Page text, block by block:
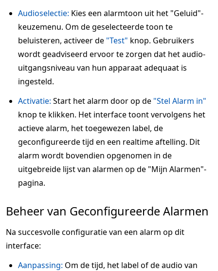
Audioselectie: Kies een alarmtoon uit het "Geluid"-
keuzemenu. Om de geselecteerde toon te
beluisteren, activeer de "Test" knop. Gebruikers
wordt geadviseerd ervoor te zorgen dat het audio-
uitgangsniveau van hun apparaat adequaat is
ingesteld.
Activatie: Start het alarm door op de "Stel Alarm in"
knop te klikken. Het interface toont vervolgens het
actieve alarm, het toegewezen label, de
geconfigureerde tijd en een realtime aftelling. Dit
alarm wordt bovendien opgenomen in de
uitgebreide lijst van alarmen op de "Mijn Alarmen"-
pagina.
Beheer van Geconfigureerde Alarmen
Na succesvolle configuratie van een alarm op dit
interface:
Aanpassing: Om de tijd, het label of de audio van